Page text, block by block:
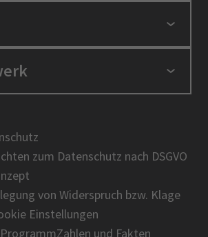
Bayern
zum Datenschutz nach DSGVO
von Widerspruch bzw. Klage
Einstellungen
Zahlen und Fakten